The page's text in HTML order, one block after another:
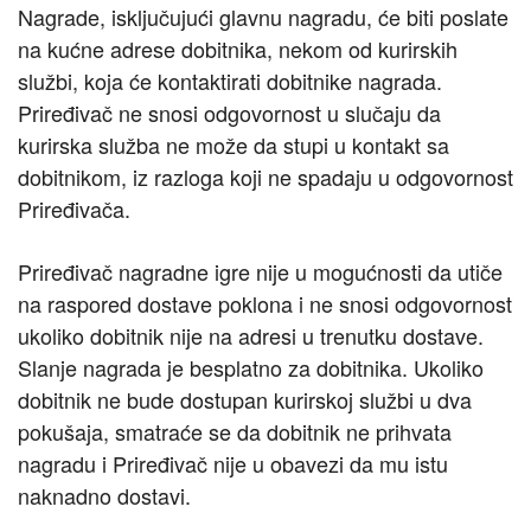
Nagrade, isključujući glavnu nagradu, će biti poslate
na kućne adrese dobitnika, nekom od kurirskih
službi, koja će kontaktirati dobitnike nagrada.
Priređivač ne snosi odgovornost u slučaju da
kurirska služba ne može da stupi u kontakt sa
dobitnikom, iz razloga koji ne spadaju u odgovornost
Priređivača.
Priređivač nagradne igre nije u mogućnosti da utiče
na raspored dostave poklona i ne snosi odgovornost
ukoliko dobitnik nije na adresi u trenutku dostave.
Slanje nagrada je besplatno za dobitnika. Ukoliko
dobitnik ne bude dostupan kurirskoj službi u dva
pokušaja, smatraće se da dobitnik ne prihvata
nagradu i Priređivač nije u obavezi da mu istu
naknadno dostavi.